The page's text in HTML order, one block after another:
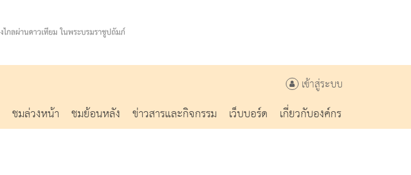
เข้าสู่ระบบ
ชมล่วงหน้า ชมย้อนหลัง ข่าวสารและกิจกรรม เว็บบอร์ด
เกี่ยวกับองค์กร